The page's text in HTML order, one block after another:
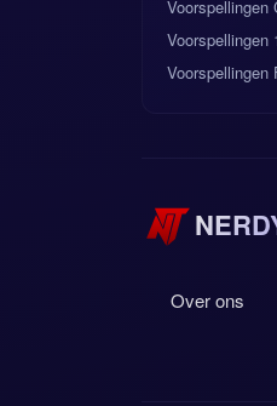
Voorspellingen
Voorspellingen
Voorspellingen
Over ons